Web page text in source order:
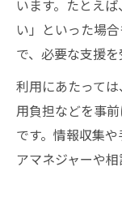
います。たとえ
い」といった場
で、必要な支援を
利用にあたって
用負担などを事
です。情報収集
アマネジャーや